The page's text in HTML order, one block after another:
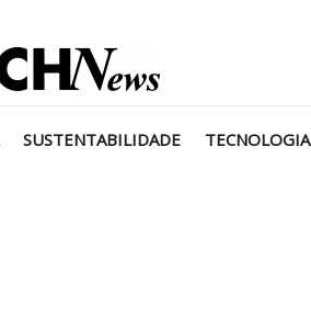
SUSTENTABILIDADE TECNOLOGIA